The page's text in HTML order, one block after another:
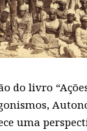
do livro
uma